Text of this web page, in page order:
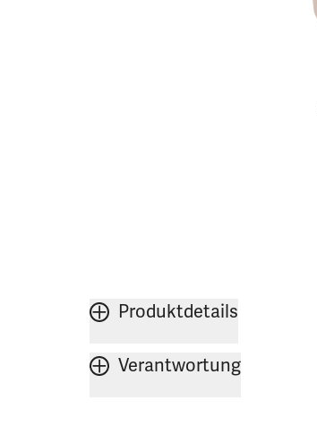
Produktdetails
Verantwortung